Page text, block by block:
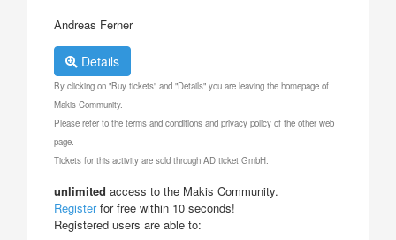
Andreas Ferner
Details
By clicking on "Buy tickets" and "Details" you are leaving the homepage of
Makis Community.
Please refer to the terms and conditions and privacy policy of the other web
page.
Tickets for this activity are sold through AD ticket GmbH.
unlimited access to the Makis Community.
Registerfor free within 10 seconds!
Registered users are able to: